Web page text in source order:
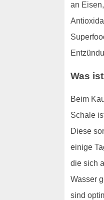
an
Was
Beim
Schale
Diese
einige
die sich
Wasser
sind